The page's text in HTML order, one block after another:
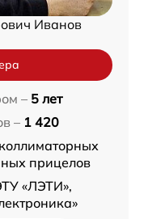
Иванов
– 5 лет
– 1 420
прицелов
«ЛЭТИ»,